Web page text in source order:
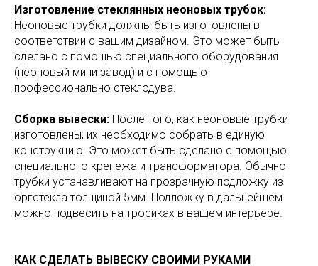
Изготовление стеклянных неоновых трубок:
Неоновые трубки должны быть изготовлены в
соответствии с вашим дизайном. Это может быть
сделано с помощью специального оборудования
(неоновый мини завод) и с помощью
профессионально стеклодува.
Сборка вывески: После того, как неоновые трубки
изготовлены, их необходимо собрать в единую
конструкцию. Это может быть сделано с помощью
специального крепежа и трансформатора. Обычно
трубки устанавливают на прозрачную подложку из
оргстекла толщиной 5мм. Подложку в дальнейшем
можно подвесить на тросиках в вашем интерьере.
КАК СДЕЛАТЬ ВЫВЕСКУ СВОИМИ РУКАМИ